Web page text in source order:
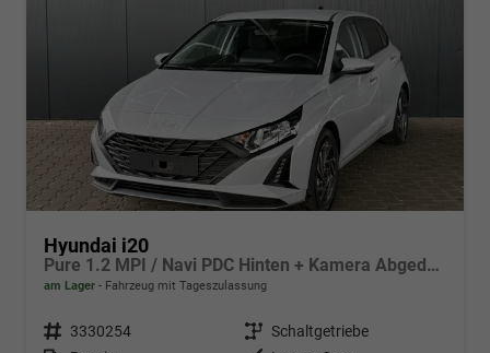
Hyundai i20
Pure 1.2 MPI / Navi PDC Hinten + Kamera Abgedunkelte Scheiben Tempomat Alu 16"
am Lager Fahrzeug mit Tageszulassung
Fahrzeugnr. 3330254 Getriebe Schaltgetriebe